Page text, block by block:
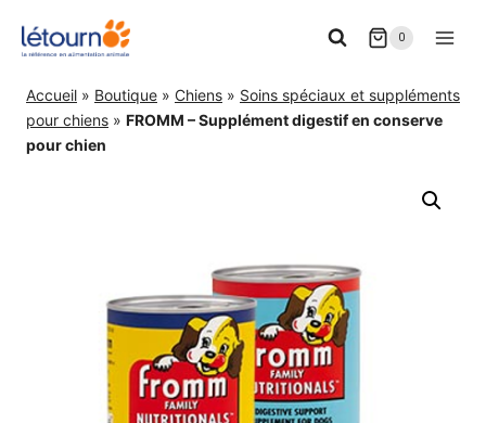
0
Accueil » Boutique » Chiens » Soins spéciaux et suppléments
pour chiens » FROMM – Supplément digestif en conserve
pour chien